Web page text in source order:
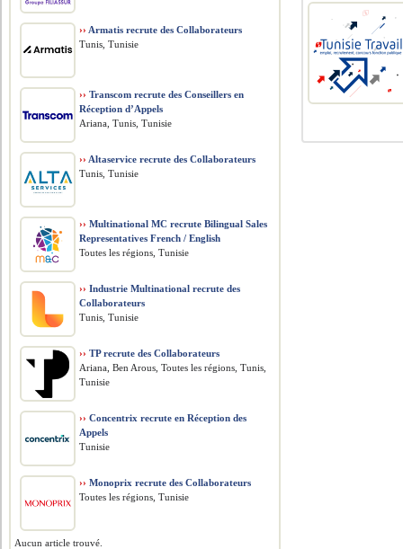
›› Armatis recrute des Collaborateurs
Tunis, Tunisie
›› Transcom recrute des Conseillers en
Réception d’Appels
Ariana, Tunis, Tunisie
›› Altaservice recrute des Collaborateurs
Tunis, Tunisie
›› Multinational MC recrute Bilingual Sales
Representatives French / English
Toutes les régions, Tunisie
›› Industrie Multinational recrute des
Collaborateurs
Tunis, Tunisie
›› TP recrute des Collaborateurs
Ariana, Ben Arous, Toutes les régions, Tunis,
Tunisie
›› Concentrix recrute en Réception des
Appels
Tunisie
›› Monoprix recrute des Collaborateurs
Toutes les régions, Tunisie
Aucun article trouvé.